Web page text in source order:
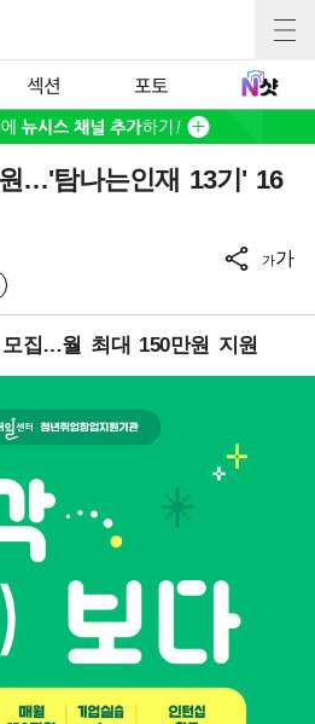
섹션 포토
…'탐나는인재 13기' 16
가가
집…월 최대 150만원 지원